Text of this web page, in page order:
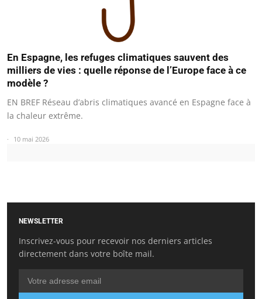
En Espagne, les refuges climatiques sauvent des
milliers de vies : quelle réponse de l’Europe face à ce
modèle ?
EN BREF Réseau d’abris climatiques avancé en Espagne face à
la chaleur extrême.
10 mai 2026
NEWSLETTER
Inscrivez-vous pour recevoir nos derniers articles
directement dans votre boîte mail.